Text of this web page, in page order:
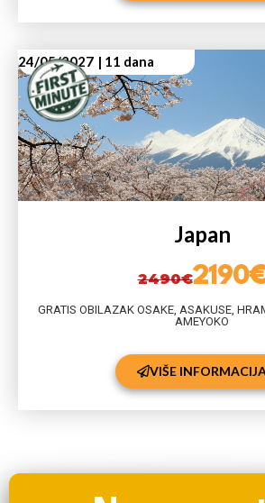
24/05/2027 | 11 dana
Japan
2490€
GRATIS OBILAZAK OSAKE, ASAKUSE,
AMEYOKO
VIŠE